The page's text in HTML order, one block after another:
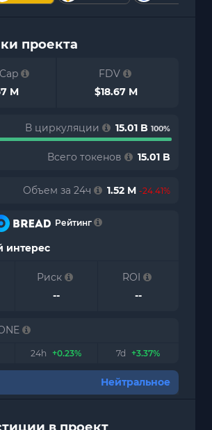
проекта
M
FDV
$18.67 M
В циркуляции 15.01 B 100%
Всего токенов 15.01 B
Объем за 24ч 1.52 M -24.41%
Рейтинг
интерес
Риск
--
ROI
--
24h +0.23% 7d +3.37%
Нейтральное